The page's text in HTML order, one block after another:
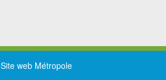
Site web Métropole